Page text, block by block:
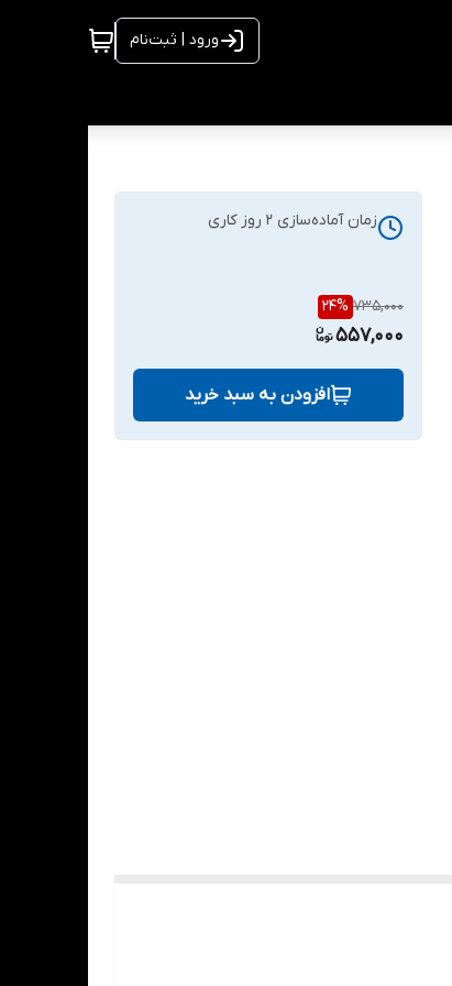
ورود | ثبت‌نام
زمان آماده‌سازی 2 روز کاری
735,000
24%
557,000
افزودن به سبد خرید